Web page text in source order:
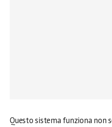
Questo sistema funziona non